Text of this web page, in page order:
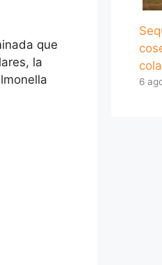
que
la
6